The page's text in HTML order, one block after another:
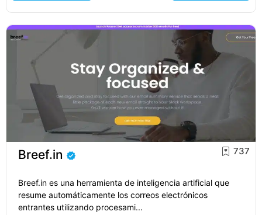
Breef.in 737
Breef.in es una herramienta de inteligencia artificial que
resume automáticamente los correos electrónicos
entrantes utilizando procesami...